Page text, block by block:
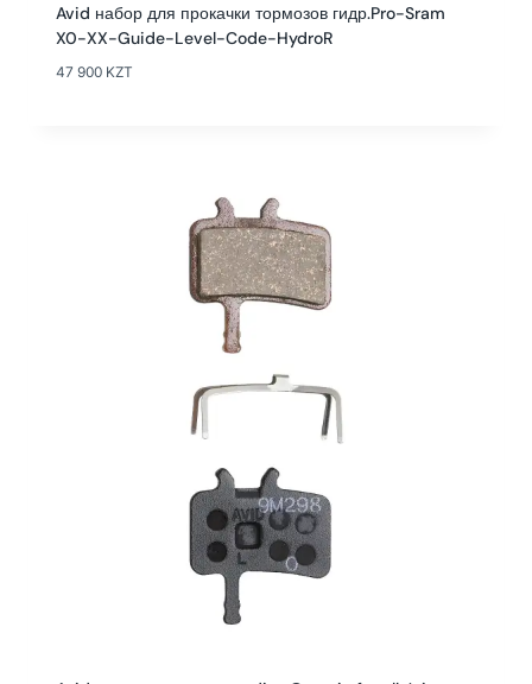
Avid набор для прокачки тормозов гидр.Pro-Sram
X0-XX-Guide-Level-Code-HydroR
47 900 KZT